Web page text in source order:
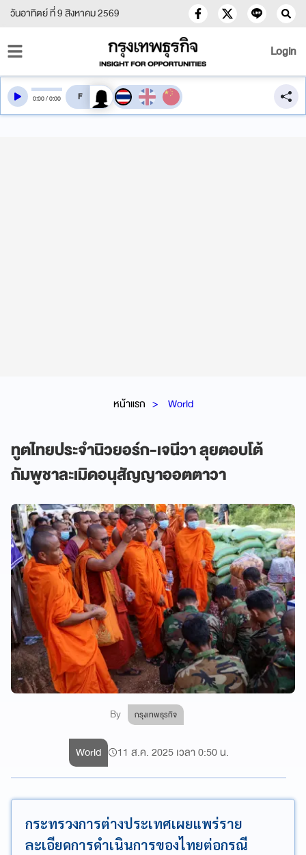
วันอาทิตย์ ที่ 9 สิงหาคม 2569
Login
หน้าแรก World
ทูตไทยประจำนิวยอร์ก-เจนีวา ลุยตอบโต้
กัมพูชาละเมิดอนุสัญญาออตตาวา
By กรุงเทพธุรกิจ
0:00/0:00 สลับเสียงอ่าน
World 11 ส.ค. 2025 เวลา 0:50 น.
กระทรวงการต่างประเทศเผยแพร่ราย
ละเอียดการดำเนินการของไทยต่อกรณี